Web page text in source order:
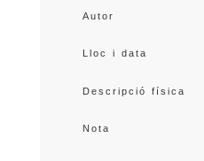
Autor
Lloc i data
Descripció física
Nota